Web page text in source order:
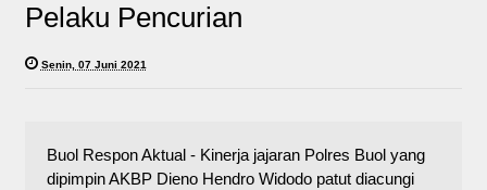
Pelaku Pencurian
Senin, 07 Juni 2021
Buol Respon Aktual - Kinerja jajaran Polres Buol yang
dipimpin AKBP Dieno Hendro Widodo patut diacungi